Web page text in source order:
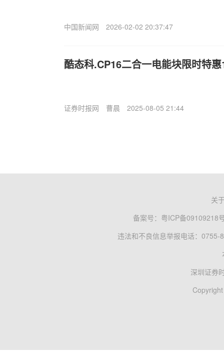
中国新闻网 2026-02-02 20:37:47
酷态科.CP16二合一电能块限时特
证券时报网 曹晨 2025-08-05 21:44
关
备案号： 粤ICP备09109218
违法和不良信息举报电话：0755-
深圳证券